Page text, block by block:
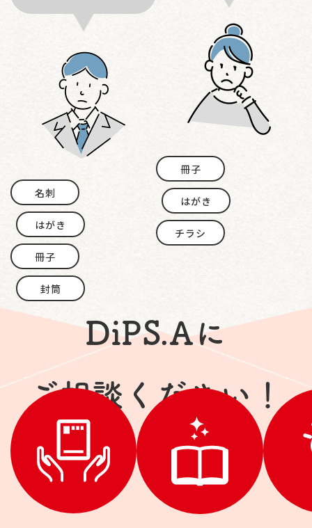
名刺
はがき
冊子
封筒
冊子
はがき
チラシ
DiPS.Aに
ご相談ください！